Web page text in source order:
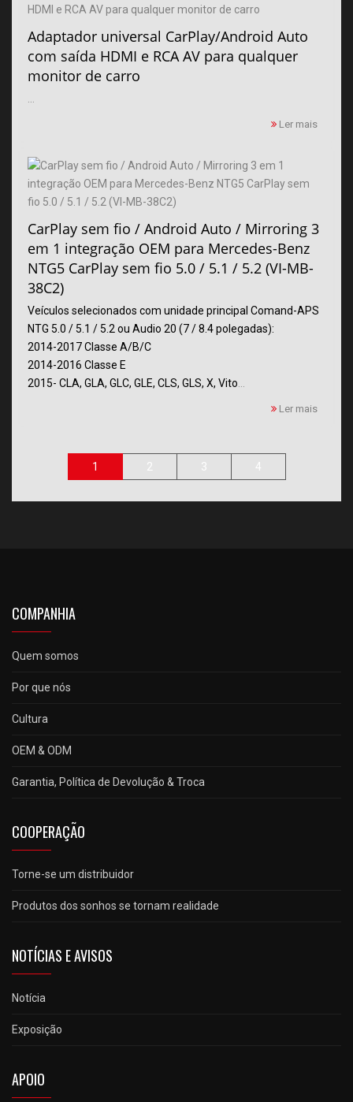
Adaptador universal CarPlay/Android Auto
com saída HDMI e RCA AV para qualquer
monitor de carro
Ler mais
CarPlay sem fio / Android Auto / Mirroring 3
em 1 integração OEM para Mercedes-Benz
NTG5 CarPlay sem fio 5.0 / 5.1 / 5.2 (VI-MB-
38C2)
Veículos selecionados com unidade principal Comand-APS
NTG 5.0 / 5.1 / 5.2 ou Audio 20 (7 / 8.4 polegadas):
2014-2017 Classe A/B/C
2014-2016 Classe E
2015- CLA, GLA, GLC, GLE, CLS, GLS, X, Vito
Ler mais
1 2 3 4
COMPANHIA
Quem somos
Por que nós
Cultura
OEM & ODM
Garantia, Política de Devolução & Troca
COOPERAÇÃO
Torne-se um distribuidor
Produtos dos sonhos se tornam realidade
NOTÍCIAS E AVISOS
Notícia
Exposição
APOIO